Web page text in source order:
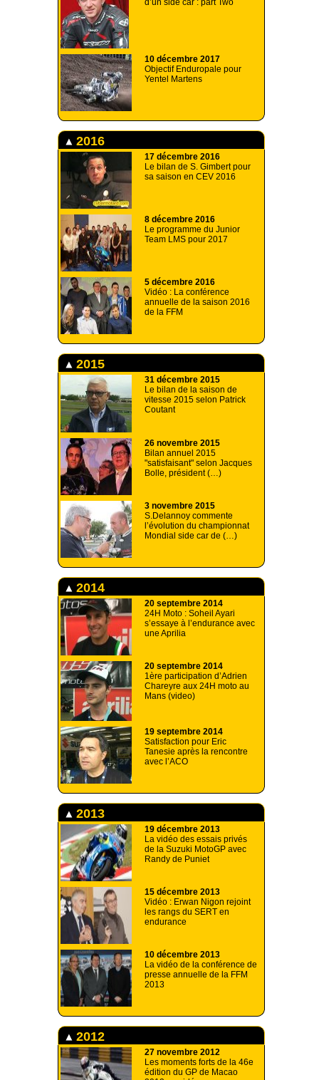
d’un side car : part Two
10 décembre 2017
Objectif Enduropale pour
Yentel Martens
2016
17 décembre 2016
Le bilan de S. Gimbert pour
sa saison en CEV 2016
8 décembre 2016
Le programme du Junior
Team LMS pour 2017
5 décembre 2016
Vidéo : La conférence
annuelle de la saison 2016
de la FFM
2015
31 décembre 2015
Le bilan de la saison de
vitesse 2015 selon Patrick
Coutant
26 novembre 2015
Bilan annuel 2015
"satisfaisant" selon Jacques
Bolle, président (…)
3 novembre 2015
S.Delannoy commente
l’évolution du championnat
Mondial side car de (…)
2014
20 septembre 2014
24H Moto : Soheil Ayari
s’essaye à l’endurance avec
une Aprilia
20 septembre 2014
1ère participation d’Adrien
Chareyre aux 24H moto au
Mans (video)
19 septembre 2014
Satisfaction pour Eric
Tanesie après la rencontre
avec l’ACO
2013
19 décembre 2013
La vidéo des essais privés
de la Suzuki MotoGP avec
Randy de Puniet
15 décembre 2013
Vidéo : Erwan Nigon rejoint
les rangs du SERT en
endurance
10 décembre 2013
La vidéo de la conférence de
presse annuelle de la FFM
2013
2012
27 novembre 2012
Les moments forts de la 46e
édition du GP de Macao